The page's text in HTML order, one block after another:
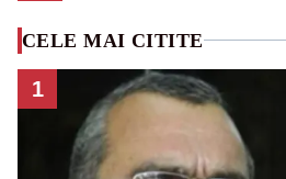
CELE MAI CITITE
1